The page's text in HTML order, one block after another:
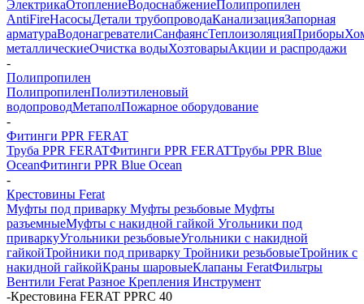
ЭлектрикаОтоплениеВодоснабжениеПолипропилен
AntiFireНасосыДетали трубопроводаКанализацияЗапорная
арматураВодонагревателиСанфаянсТеплоизоляцияПриборы
металлическиеОчистка водыХозтоварыАкции и распродажи
-
Полипропилен
ПолипропиленПолиэтиленовый
водопроводМетаполПожарное оборудование
-
Фитинги PPR FERAT
Труба PPR FERATФитинги PPR FERATТрубы PPR Blue
OceanФитинги PPR Blue Ocean
-
Крестовины Ferat
Муфты под приварку Муфты резьбовые Муфты
разъемныеМуфты с накидной гайкой Угольники под
приваркуУгольники резьбовыеУгольники с накидной
гайкойТройники под приварку Тройники резьбовыеТройник с
накидной гайкойКраны шаровыеКлапаны FeratФильтры
Вентили Ferat Разное Крепления Инструмент
-Крестовина FERAT PPRC 40